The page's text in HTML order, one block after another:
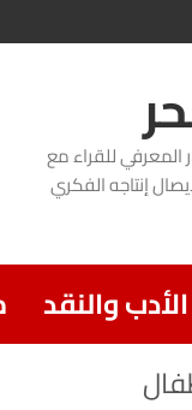
المعرفي للقراء مع
إنتاجه الفكري
الأدب والنقد